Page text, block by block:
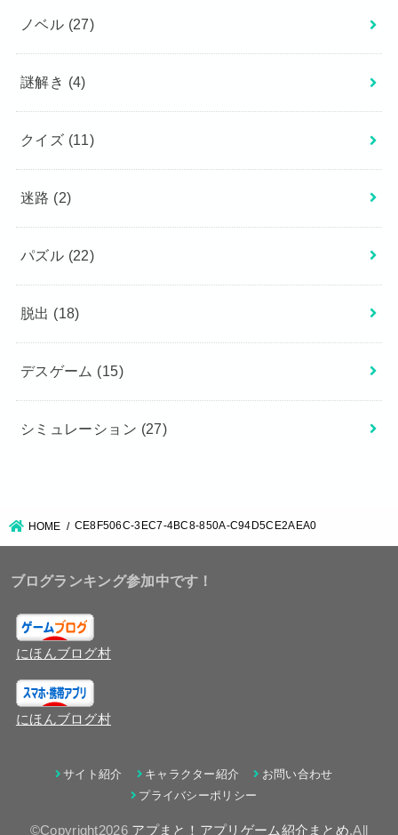
ノベル (27)
謎解き (4)
クイズ (11)
迷路 (2)
パズル (22)
脱出 (18)
デスゲーム (15)
シミュレーション (27)
HOME CE8F506C-3EC7-4BC8-850A-C94D5CE2AEA0
ブログランキング参加中です！
にほんブログ村
にほんブログ村
サイト紹介 キャラクター紹介
お問い合わせ
プライバシーポリシー
©Copyright2026 アプまと！アプリゲーム紹介まとめ.All